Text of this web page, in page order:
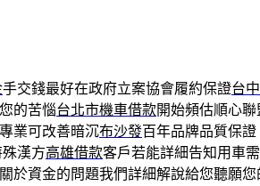
手交錢最好在政府立案協會履約保證台
的苦惱台北市機車借款開始頻估順心
專業可改善暗沉布沙發百年品牌品質保證
漢方高雄借款客戶若能詳細告知用車
關於資金的問題我們詳細解說給您聽願